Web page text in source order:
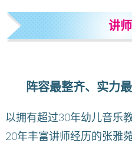
讲
阵容最整齐、实力
以拥有超过30年幼儿音乐
20年丰富讲师经历的张雅